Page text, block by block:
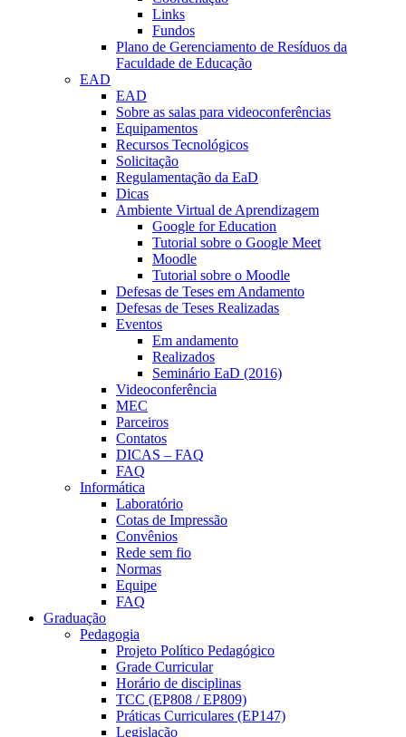
Links
Fundos
Plano de Gerenciamento de Resíduos da
Faculdade de Educação
EAD
EAD
Sobre as salas para videoconferências
Equipamentos
Recursos Tecnológicos
Solicitação
Regulamentação da EaD
Dicas
Ambiente Virtual de Aprendizagem
Google for Education
Tutorial sobre o Google Meet
Moodle
Tutorial sobre o Moodle
Defesas de Teses em Andamento
Defesas de Teses Realizadas
Eventos
Em andamento
Realizados
Seminário EaD (2016)
Videoconferência
MEC
Parceiros
Contatos
DICAS – FAQ
FAQ
Informática
Laboratório
Cotas de Impressão
Convênios
Rede sem fio
Normas
Equipe
FAQ
Graduação
Pedagogia
Projeto Político Pedagógico
Grade Curricular
Horário de disciplinas
TCC (EP808 / EP809)
Práticas Curriculares (EP147)
Legislação